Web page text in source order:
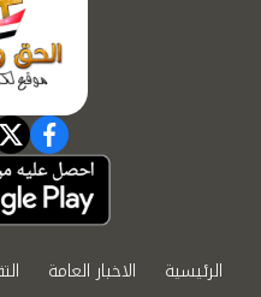
الرئيسية الاخبار العامة